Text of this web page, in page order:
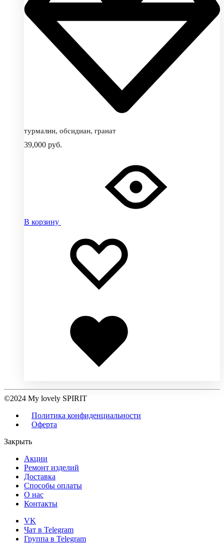
турмалин, обсидиан, гранат
39,000 руб.
В корзину
©2024 My lovely SPIRIT
Политика конфиденциальности
Оферта
Закрыть
Акции
Ремонт изделий
Доставка
Способы оплаты
О нас
Контакты
VK
Чат в Telegram
Группа в Telegram